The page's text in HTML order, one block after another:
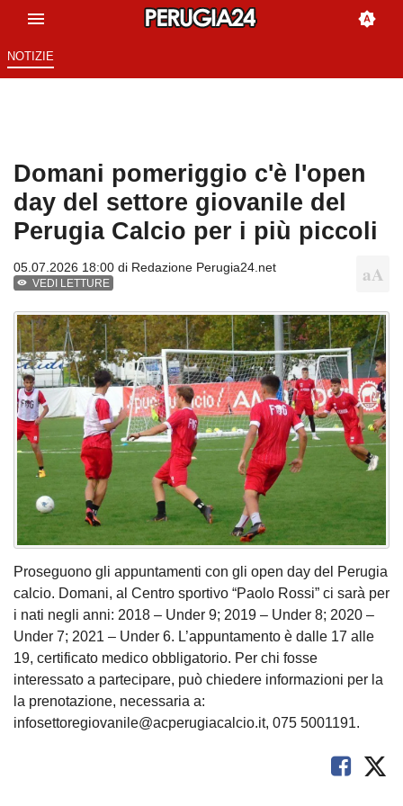
NOTIZIE
Domani pomeriggio c'è l'open
day del settore giovanile del
Perugia Calcio per i più piccoli
05.07.2026 18:00 di Redazione Perugia24.net
VEDI LETTURE
Proseguono gli appuntamenti con gli open day del Perugia
calcio. Domani, al Centro sportivo “Paolo Rossi” ci sarà per
i nati negli anni: 2018 – Under 9; 2019 – Under 8; 2020 –
Under 7; 2021 – Under 6. L’appuntamento è dalle 17 alle
19, certificato medico obbligatorio. Per chi fosse
interessato a partecipare, può chiedere informazioni per la
la prenotazione, necessaria a:
infosettoregiovanile@acperugiacalcio.it, 075 5001191.